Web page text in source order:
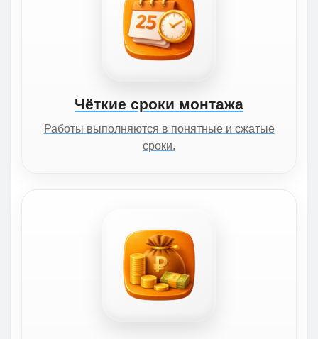
Чёткие сроки монтажа
Работы выполняются в понятные и сжатые
сроки.